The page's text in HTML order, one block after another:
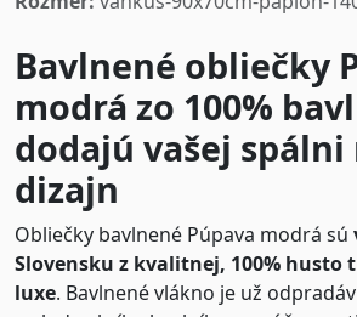
Bavlnené obliečky
modrá zo 100%
dodajú vašej
dizajn
Obliečky bavlnené Púpava modrá sú
Slovensku z kvalitnej, 100% husto
luxe. Bavlnené vlákno je už